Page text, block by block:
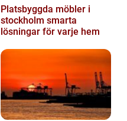
Platsbyggda möbler i
stockholm smarta
lösningar för varje hem